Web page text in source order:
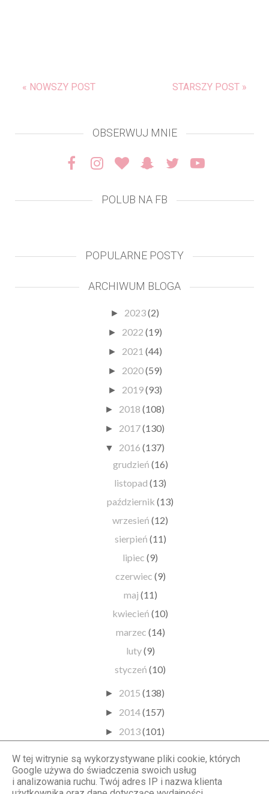
« NOWSZY POST STARSZY POST »
OBSERWUJ MNIE
POLUB NA FB
POPULARNE POSTY
ARCHIWUM BLOGA
► 2023(2)
► 2022 (19)
► 2021 (44)
► 2020(59)
► 2019(93)
► 2018 (108)
► 2017(130)
▼ 2016 (137)
grudzień (16)
listopad(13)
październik(13)
wrzesień(12)
sierpień (11)
lipiec(9)
czerwiec (9)
maj (11)
kwiecień(10)
marzec (14)
luty(9)
styczeń(10)
► 2015 (138)
► 2014(157)
► 2013(101)
►2011(44)
►2010(16)
W tej witrynie są wykorzystywane pliki cookie, których
Google używa do świadczenia swoich usług
i analizowania ruchu. Twój adres IP i nazwa klienta